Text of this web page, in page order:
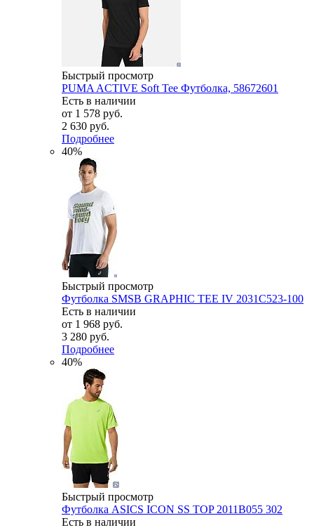
Быстрый просмотр
PUMA ACTIVE Soft Tee Футболка, 58672601
Есть в наличии
от 1 578 руб.
2 630 руб.
Подробнее
40%
Быстрый просмотр
Футболка SMSB GRAPHIC TEE IV 2031C523-100
Есть в наличии
от 1 968 руб.
3 280 руб.
Подробнее
40%
Быстрый просмотр
Футболка ASICS ICON SS TOP 2011B055 302
Есть в наличии